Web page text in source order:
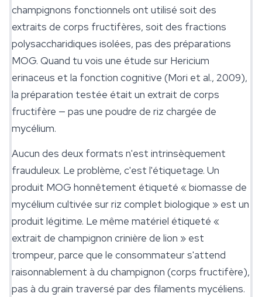
champignons fonctionnels ont utilisé soit des
extraits de corps fructifères, soit des fractions
polysaccharidiques isolées, pas des préparations
MOG. Quand tu vois une étude sur Hericium
erinaceus et la fonction cognitive (Mori et al., 2009),
la préparation testée était un extrait de corps
fructifère — pas une poudre de riz chargée de
mycélium.
Aucun des deux formats n'est intrinsèquement
frauduleux. Le problème, c'est l'étiquetage. Un
produit MOG honnêtement étiqueté « biomasse de
mycélium cultivée sur riz complet biologique » est un
produit légitime. Le même matériel étiqueté «
extrait de champignon crinière de lion » est
trompeur, parce que le consommateur s'attend
raisonnablement à du champignon (corps fructifère),
pas à du grain traversé par des filaments mycéliens.